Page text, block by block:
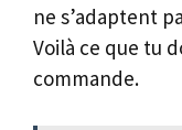
ne s’adaptent
Voilà ce que tu
commande.